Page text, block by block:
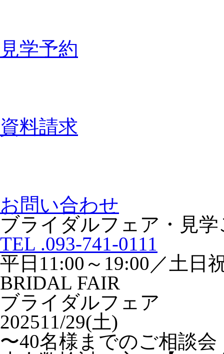
見学予約
資料請求
お問い合わせ
ブライダルフェア・見
TEL .093-741-0111
平日11:00～19:00／土日
BRIDAL FAIR
ブライダルフェア
202511/29(土)
〜40名様までのご相談会